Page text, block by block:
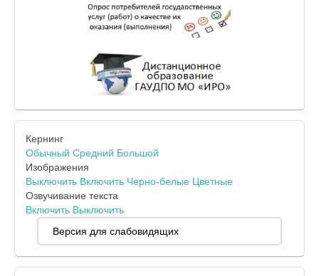
Кернинг
Обычный Средний Большой
Изображения
Выключить Включить Черно-белые Цветные
Озвучивание текста
Включить Выключить
Версия для слабовидящих